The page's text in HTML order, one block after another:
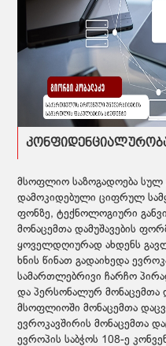
მსოფლიო საზოგადოება
დამოკიდებული ციფრულ
ფონზე, ტექნოლოგიური
მონაცემთა დამუშავების
ყოველდღიურად ახდენს
ხნის წინათ გადაიხედა
სამართლებრივი ჩარჩო
და პერსონალურ მონაცემთა
მსოფლიოში მონაცემთა
ევროკავშირის მონაცემთა
ევროპის საბჭოს 108-ე